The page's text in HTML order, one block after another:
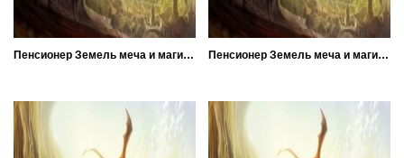
Пенсионер Земель меча и магии 6 Пенсионер Земель меча и магии 5